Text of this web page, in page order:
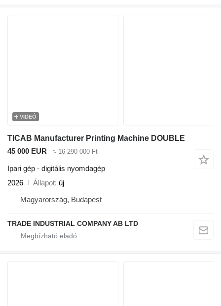
VIDEÓ
TICAB Manufacturer Printing Machine DOUBLE
45 000 EUR
≈ 16 290 000 Ft
Ipari gép - digitális nyomdagép
2026
Állapot új
Magyarország, Budapest
TRADE INDUSTRIAL COMPANY AB LTD